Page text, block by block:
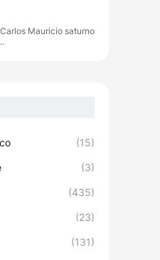
Mauricio saturno
(15)
(3)
(435)
(23)
(131)